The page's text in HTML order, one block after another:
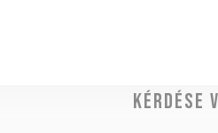
Kérdése